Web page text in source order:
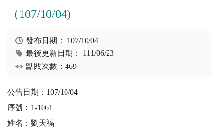
（107/10/04)
發布日期： 107/10/04
最後更新日期： 111/06/23
點閱次數：469
公告日期：107/10/04
序號：1-1061
姓名：劉天福